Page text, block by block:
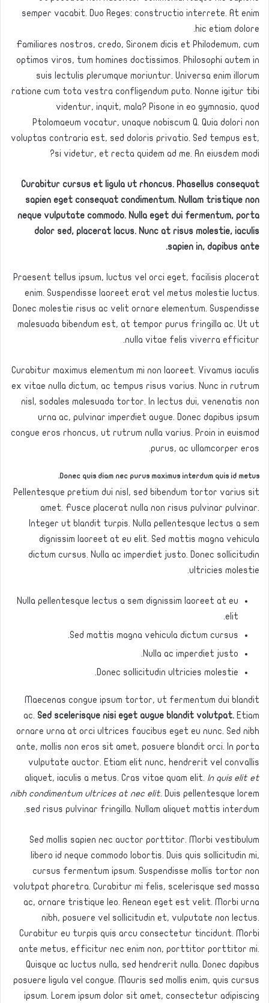
semper vacabit. Duo Reges: constructio interrete. At enim
hic etiam dolore.
Familiares nostros, credo, Sironem dicis et Philodemum, cum
optimos viros, tum homines doctissimos. Philosophi autem in
suis lectulis plerumque moriuntur. Universa enim illorum
ratione cum tota vestra confligendum puto. Nonne igitur tibi
videntur, inquit, mala? Pisone in eo gymnasio, quod
Ptolomaeum vocatur, unaque nobiscum Q. Quia dolori non
voluptas contraria est, sed doloris privatio. Sed tempus est,
si videtur, et recta quidem ad me. An eiusdem modi?
Curabitur cursus et ligula ut rhoncus. Phasellus consequat
sapien eget consequat condimentum. Nullam tristique non
neque vulputate commodo. Nulla eget dui fermentum, porta
dolor sed, placerat lacus. Nunc at risus molestie, iaculis
sapien in, dapibus ante.
Praesent tellus ipsum, luctus vel orci eget, facilisis placerat
enim. Suspendisse laoreet erat vel metus molestie luctus.
Donec molestie risus ac velit ornare elementum. Suspendisse
malesuada bibendum est, at tempor purus fringilla ac. Ut ut
nulla vitae felis viverra efficitur.
Curabitur maximus elementum mi non laoreet. Vivamus iaculis
ex vitae nulla dictum, ac tempus risus varius. Nunc in rutrum
nisl, sodales malesuada tortor. In lectus dui, venenatis non
urna ac, pulvinar imperdiet augue. Donec dapibus ipsum
congue eros rhoncus, ut rutrum nulla varius. Proin in euismod
purus, ac ullamcorper eros.
Donec quis diam nec purus maximus interdum quis id metus.
Pellentesque pretium dui nisl, sed bibendum tortor varius sit
amet. Fusce placerat nulla non risus pulvinar pulvinar.
Integer ut blandit turpis. Nulla pellentesque lectus a sem
dignissim laoreet at eu elit. Sed mattis magna vehicula
dictum cursus. Nulla ac imperdiet justo. Donec sollicitudin
ultricies molestie.
Nulla pellentesque lectus a sem dignissim laoreet at eu
elit.
Sed mattis magna vehicula dictum cursus.
Nulla ac imperdiet justo.
Donec sollicitudin ultricies molestie.
Maecenas congue ipsum tortor, ut fermentum dui blandit
ac. Sed scelerisque nisi eget augue blandit volutpat. Etiam
ornare urna at orci ultrices faucibus eget eu nunc. Sed nibh
ante, mollis non eros sit amet, posuere blandit orci. In porta
vulputate auctor. Etiam elit nunc, hendrerit vel convallis
aliquet, iaculis a metus. Cras vitae quam elit. In quis elit et
nibh condimentum ultrices at nec elit. Duis pellentesque lorem
sed risus pulvinar fringilla. Nullam aliquet mattis interdum.
Sed mollis sapien nec auctor porttitor. Morbi vestibulum
libero id neque commodo lobortis. Duis quis sollicitudin mi,
cursus fermentum ipsum. Suspendisse mollis tortor non
volutpat pharetra. Curabitur mi felis, scelerisque sed massa
ac, ornare tristique leo. Aenean eget est velit. Morbi urna
nibh, posuere vel sollicitudin et, vulputate non lectus.
Curabitur eu turpis quis arcu consectetur tincidunt. Morbi
ante metus, efficitur nec enim non, porttitor porttitor mi.
Quisque ac luctus nulla, sed hendrerit nulla. Donec dapibus
posuere ligula vel congue. Mauris sed mollis enim, quis cursus
ipsum. Lorem ipsum dolor sit amet, consectetur adipiscing